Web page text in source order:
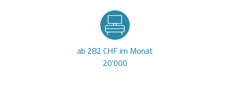
ab 282 CHF im Monat
20'000